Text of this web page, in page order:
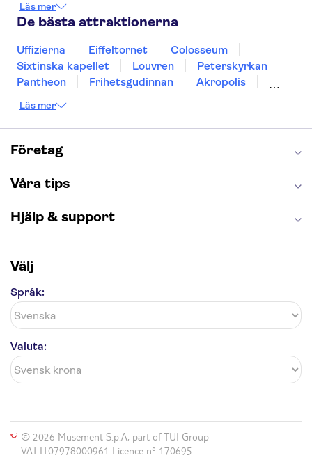
Gdansk
Oslo Helsingfors
Helsingborg
Läs mer
De bästa attraktionerna
Uffizierna Eiffeltornet
Colosseum
Sixtinska kapellet
Louvren
Peterskyrkan
Pantheon
Frihetsgudinnan
Akropolis
Burj Khalifa
Saltgruvan i Wieliczka
Alhambra
Caminito del Rey
London Dungeon
Läs mer
Företag
Våra tips
Hjälp & support
Välj
Språk:
Valuta:
© 2026 Musement S.p.A, part of TUI Group
VAT IT07978000961 Licence nº 170695